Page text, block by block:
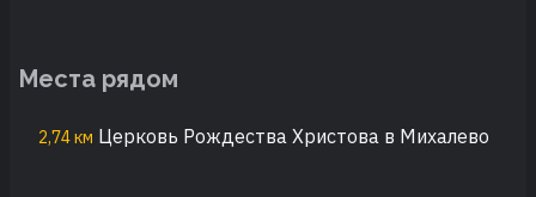
Места рядом
2,74 км Церковь Рождества Христова в Михалево